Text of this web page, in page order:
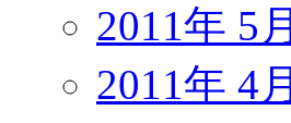
2011年 5月
2011年 4月